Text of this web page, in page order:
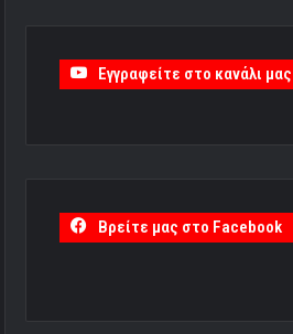
Εγγραφείτε στο κανάλι μας
Βρείτε μας στο Facebook